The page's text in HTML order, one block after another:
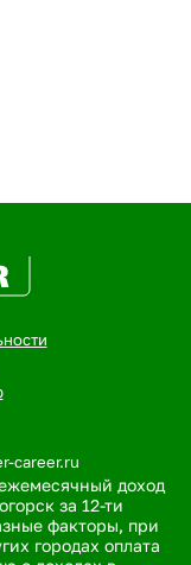
career.ru
доход
за 12-ти
факторы, при
городах оплата